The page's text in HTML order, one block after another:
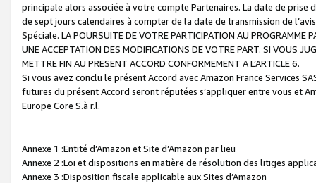
principale alors associée à votre compte Partenaires. La date de
de sept jours calendaires à compter de la date de transmission de
Spéciale. LA POURSUITE DE VOTRE PARTICIPATION AU PROGRAMME
UNE ACCEPTATION DES MODIFICATIONS DE VOTRE PART. SI VOUS
METTRE FIN AU PRESENT ACCORD CONFORMEMENT A L’ARTICLE 6.
Si vous avez conclu le présent Accord avec Amazon France Services
futures du présent Accord seront réputées s’appliquer entre vous et
Europe Core S.à r.l.
Annexe 1 :Entité d’Amazon et Site d’Amazon par lieu
Annexe 2 :Loi et dispositions en matière de résolution des litiges
Annexe 3 :Disposition fiscale applicable aux Sites d’Amazon